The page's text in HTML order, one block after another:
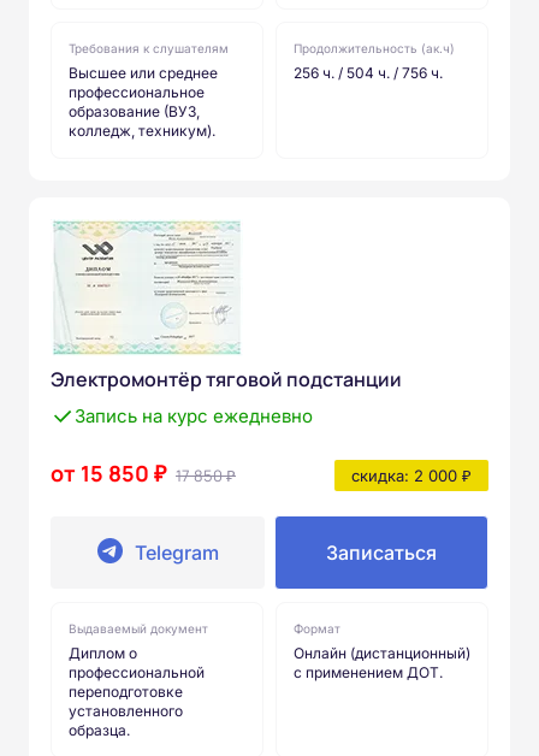
Требования к слушателям
Высшее или среднее
профессиональное
образование (ВУЗ,
колледж, техникум).
Продолжительность (ак.ч)
256 ч. / 504 ч. / 756 ч.
Электромонтёр тяговой подстанции
Запись на курс ежедневно
от 15 850 ₽ 17 850 ₽ скидка: 2 000 ₽
Telegram Записаться
Выдаваемый документ
Диплом о
профессиональной
переподготовке
установленного
образца.
Формат
Онлайн (дистанционный)
с применением ДОТ.